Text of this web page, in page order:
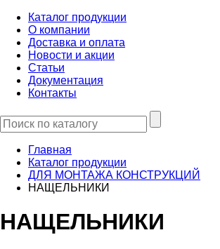
Каталог продукции
О компании
Доставка и оплата
Новости и акции
Статьи
Документация
Контакты
Главная
Каталог продукции
ДЛЯ МОНТАЖА КОНСТРУКЦИЙ
НАЩЕЛЬНИКИ
НАЩЕЛЬНИКИ